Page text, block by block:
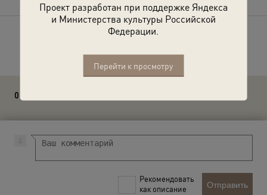
Проект разработан при поддержке Яндекса
и Министерства культуры Российской
Федерации.
Перейти к просмотру
Расскажите друзьям об этом фото
0 комментариев
Рекомендовать
как описание
Отправить